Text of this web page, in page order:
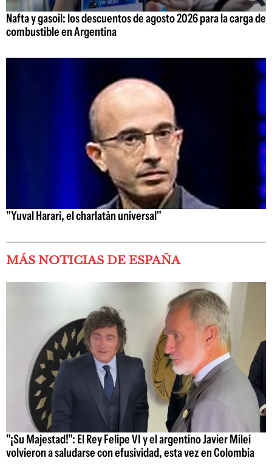
Nafta y gasoil: los descuentos de agosto 2026 para la carga de
combustible en Argentina
"Yuval Harari, el charlatán universal"
MÁS NOTICIAS DE ESPAÑA
"¡Su Majestad!": El Rey Felipe VI y el argentino Javier Milei
volvieron a saludarse con efusividad, esta vez en Colombia